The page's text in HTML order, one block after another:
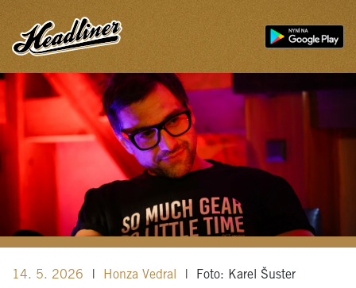
14. 5. 2026 Honza Vedral Foto: Karel Šuster